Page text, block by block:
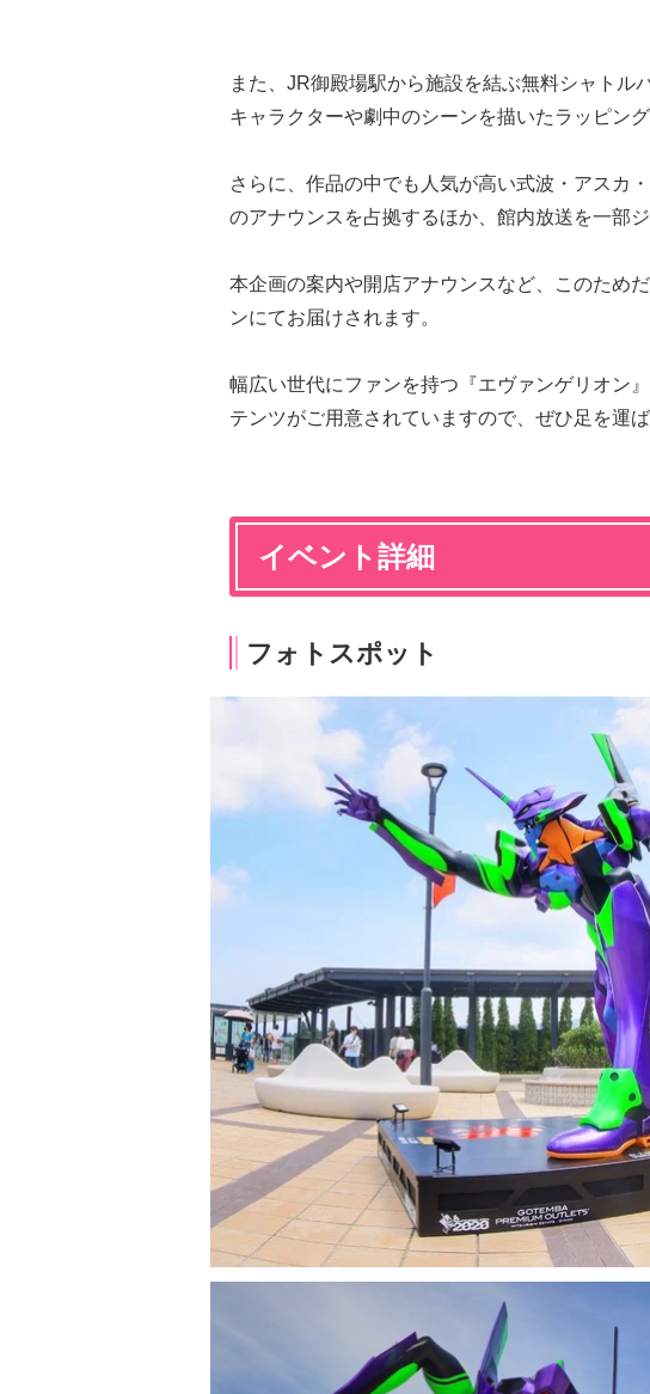
また、JR御殿場駅から施設を結ぶ無料シャトル
キャラクターや劇中のシーンを描いたラッピング
さらに、作品の中でも人気が高い式波・アスカ
のアナウンスを占拠するほか、館内放送を一部ジ
本企画の案内や開店アナウンスなど、このため
ンにてお届けされます。
幅広い世代にファンを持つ『エヴァンゲリオン
テンツがご用意されていますので、ぜひ足を運
イベント詳細
フォトスポット